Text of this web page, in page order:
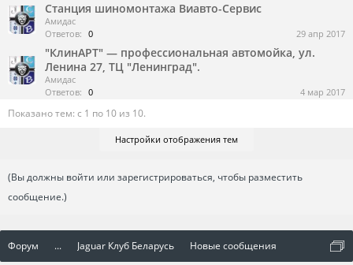
Станция шиномонтажа Виавто-Сервис
Амидас
Ответов: 0 29 апр 2017
"КлинАРТ" — профессиональная автомойка, ул.
Ленина 27, ТЦ "Ленинград".
Амидас
Ответов: 0 4 мар 2017
Показано тем: с 1 по 10 из 10.
Настройки отображения тем
(Вы должны войти или зарегистрироваться, чтобы разместить
сообщение.)
Форум ... Jaguar Клуб Беларусь Новые сообщения